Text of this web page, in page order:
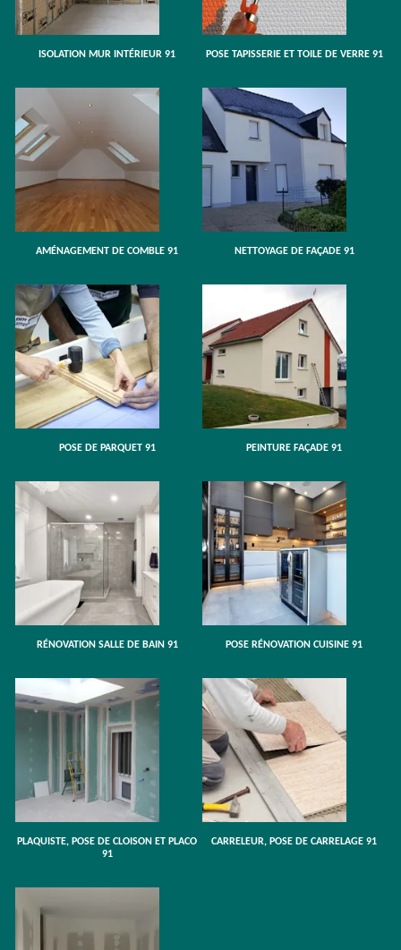
ISOLATION MUR INTÉRIEUR 91 POSE TAPISSERIE ET TOILE DE VERRE 91
AMÉNAGEMENT DE COMBLE 91 NETTOYAGE DE FAÇADE 91
POSE DE PARQUET 91 PEINTURE FAÇADE 91
RÉNOVATION SALLE DE BAIN 91 POSE RÉNOVATION CUISINE 91
PLAQUISTE, POSE DE CLOISON ET PLACO
91
CARRELEUR, POSE DE CARRELAGE 91